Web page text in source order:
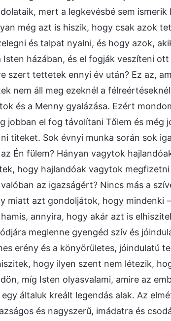
mert a legkevésbé sem
még azt is hiszik, hogy csak azok
és talpat nyalni, és hogy azok,
Isten házában, és el fogják veszíteni
szert tettetek ennyi év után? Ez az,
nem áll meg ezeknél a
és a Menny gyalázása. Ezért
jobban el fog távolítani Tőlem és még
titeket. Sok évnyi munka során sok
Én fülem? Hányan vagytok
hogy hajlandóak vagytok
az igazságért? Nincs más a
miatt azt gondoljátok, hogy mindenki
annyira, hogy akár azt is
meglenne gyengéd szív és
erény és a könyörületes, jóindulatú
hogy ilyen szent nem létezik,
míg Isten olyasvalami, amire az
általuk kreált legendás alak. Az
és nagyszerű, imádatra és